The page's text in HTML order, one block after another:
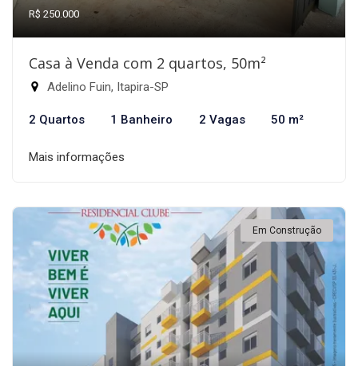
R$ 250.000
Casa à Venda com 2 quartos, 50m²
Adelino Fuin, Itapira-SP
2 Quartos 1 Banheiro 2 Vagas 50 m²
Mais informações
Em Construção